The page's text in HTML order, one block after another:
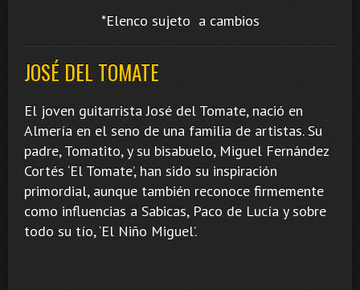
*Elenco sujeto a cambios
JOSÉ DEL TOMATE
El joven guitarrista José del Tomate, nació en
Almería en el seno de una familia de artistas. Su
padre, Tomatito, y su bisabuelo, Miguel Fernández
Cortés ‘El Tomate’, han sido su inspiración
primordial, aunque también reconoce firmemente
como influencias a Sabicas, Paco de Lucía y sobre
todo su tío, ‘El Niño Miguel’.